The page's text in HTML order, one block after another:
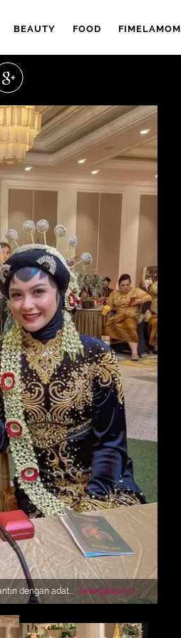
BEAUTY FOOD FIMELAMOM
dengan adat
[@vatemat]
Selengkapnya